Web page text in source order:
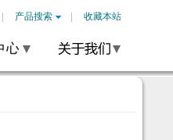
产品搜索 收藏本站